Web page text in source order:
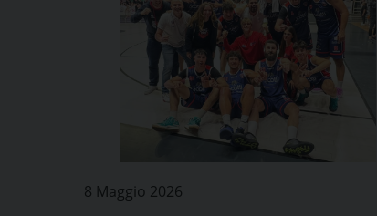
8 Maggio 2026